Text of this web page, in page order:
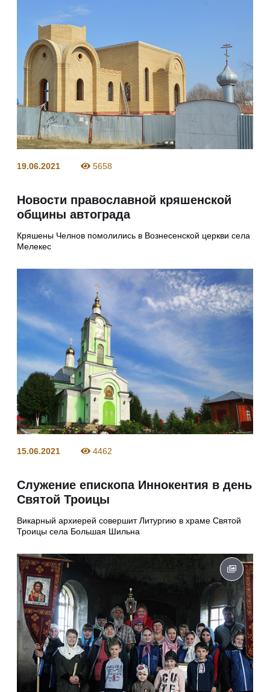
19.06.2021 5658
Новости православной кряшенской
общины автограда
Кряшены Челнов помолились в Вознесенской церкви села
Мелекес
15.06.2021 4462
Служение епископа Иннокентия в день
Святой Троицы
Викарный архиерей совершит Литургию в храме Святой
Троицы села Большая Шильна